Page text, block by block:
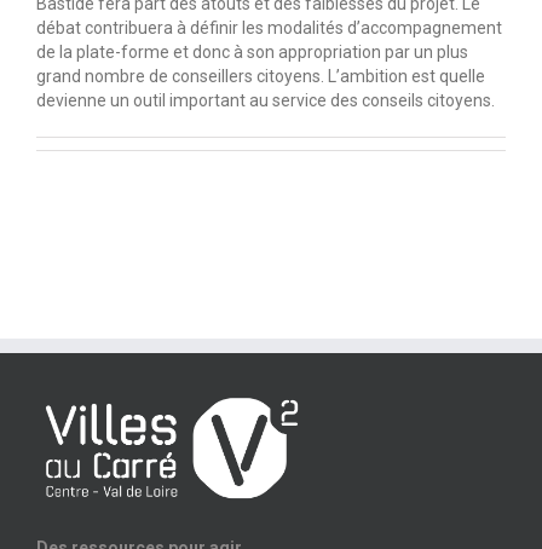
débat contribuera à définir les modalités d’accompagnement
de la plate-forme et donc à son appropriation par un plus
grand nombre de conseillers citoyens. L’ambition est quelle
devienne un outil important au service des conseils citoyens.